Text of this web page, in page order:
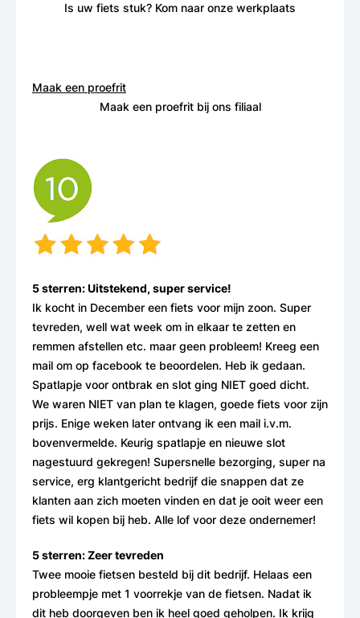
Is uw fiets stuk? Kom naar onze werkplaats
Maak een proefrit
Maak een proefrit bij ons filiaal
5 sterren: Uitstekend, super service!
Ik kocht in December een fiets voor mijn zoon. Super
tevreden, well wat week om in elkaar te zetten en
remmen afstellen etc. maar geen probleem! Kreeg een
mail om op facebook te beoordelen. Heb ik gedaan.
Spatlapje voor ontbrak en slot ging NIET goed dicht.
We waren NIET van plan te klagen, goede fiets voor zijn
prijs. Enige weken later ontvang ik een mail i.v.m.
bovenvermelde. Keurig spatlapje en nieuwe slot
nagestuurd gekregen! Supersnelle bezorging, super na
service, erg klantgericht bedrijf die snappen dat ze
klanten aan zich moeten vinden en dat je ooit weer een
fiets wil kopen bij heb. Alle lof voor deze ondernemer!
5 sterren: Zeer tevreden
Twee mooie fietsen besteld bij dit bedrijf. Helaas een
probleempje met 1 voorrekje van de fietsen. Nadat ik
dit heb doorgeven ben ik heel goed geholpen. Ik krijg